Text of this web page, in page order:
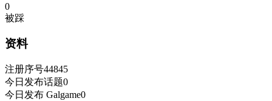
0
被踩
资料
注册序号44845
今日发布话题0
今日发布 Galgame0